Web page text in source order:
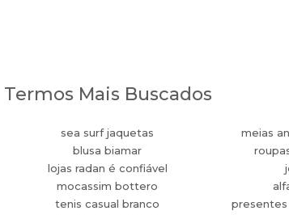
Termos Mais Buscados
sea surf jaquetas
blusa biamar
lojas radan é confiável
mocassim bottero
tenis casual branco
meias
presentes